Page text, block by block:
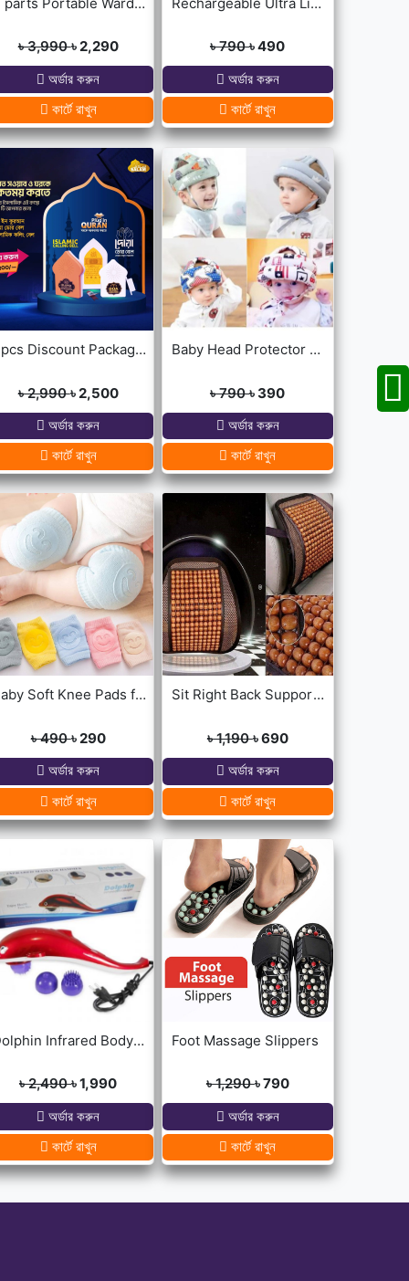
৳ 3,990৳ 2,290
অর্ডার করুন
কার্টে রাখুন
৳ 790৳ 490
অর্ডার করুন
কার্টে রাখুন
3pcs Discount Package (Dua Door Bell, Islamic Calling Bell, Plug In Quran)
৳ 2,990৳ 2,500
অর্ডার করুন
কার্টে রাখুন
Baby Head Protector Cap Child Walking Safety
৳ 790৳ 390
অর্ডার করুন
কার্টে রাখুন
Baby Soft Knee Pads for Safety - Multicolor
৳ 490৳ 290
অর্ডার করুন
কার্টে রাখুন
Sit Right Back Support For Any Kind Of Chair High Quality
৳ 1,190৳ 690
অর্ডার করুন
কার্টে রাখুন
Dolphin Infrared Body Massager
৳ 2,490৳ 1,990
অর্ডার করুন
কার্টে রাখুন
Foot Massage Slippers
৳ 1,290৳ 790
অর্ডার করুন
কার্টে রাখুন